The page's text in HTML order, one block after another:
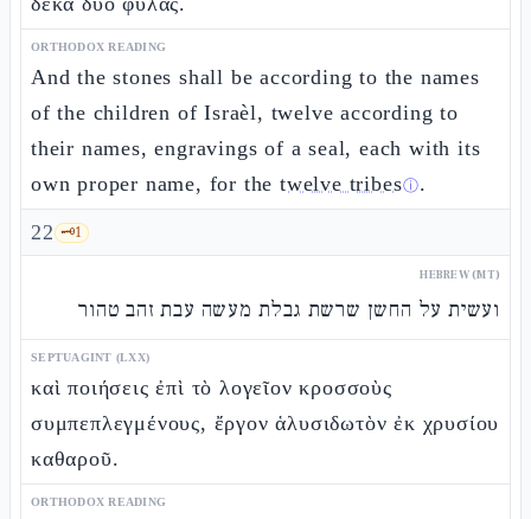
ORTHODOX READING
And the stones shall be according to the names
of the children of Israèl, twelve according to
their names, engravings of a seal, each with its
own proper name, for thetwelve tribesⓘ.
22 🗝️1
HEBREW (MT)
ועשית על החשן שרשת גבלת מעשה עבת זהב טהור
SEPTUAGINT (LXX)
καὶ ποιήσεις ἐπὶ τὸ λογεῖον κροσσοὺς
συμπεπλεγμένους, ἔργον ἁλυσιδωτὸν ἐκ χρυσίου
καθαροῦ.
ORTHODOX READING